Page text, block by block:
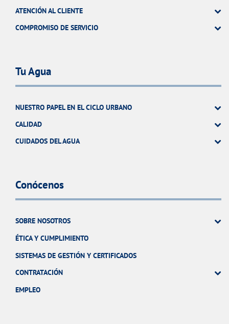
ATENCIÓN AL CLIENTE
COMPROMISO DE SERVICIO
Tu Agua
NUESTRO PAPEL EN EL CICLO URBANO
CALIDAD
CUIDADOS DEL AGUA
Conócenos
SOBRE NOSOTROS
ÉTICA Y CUMPLIMIENTO
SISTEMAS DE GESTIÓN Y CERTIFICADOS
CONTRATACIÓN
EMPLEO